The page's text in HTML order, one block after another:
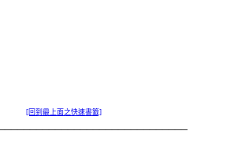
[回到最上面之快速書籤]